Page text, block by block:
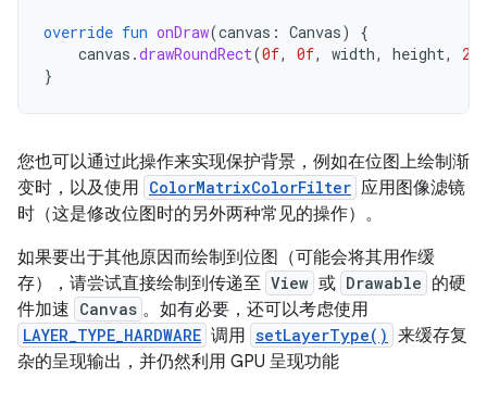
override fun onDraw(canvas : Canvas)
{
canvas .drawRoundRect(0f, 0f, width, height,
20f
}
您也可以通过此操作来实现保护背景，例如在位图上绘制渐
变时，以及使用 ColorMatrixColorFilter 应用图像滤镜
时（这是修改位图时的另外两种常见的操作）。
如果要出于其他原因而绘制到位图（可能会将其用作缓
存），请尝试直接绘制到传递至 View 或 Drawable 的硬
件加速 Canvas 。如有必要，还可以考虑使用
LAYER_TYPE_HARDWARE 调用 setLayerType() 来缓存复
杂的呈现输出，并仍然利用 GPU 呈现功能